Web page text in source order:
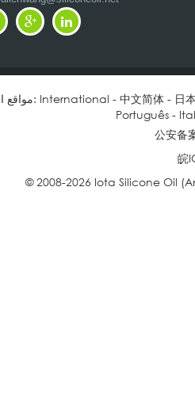
مواقع اخرى: International - 中文简体- 日
Português -
公安备
皖